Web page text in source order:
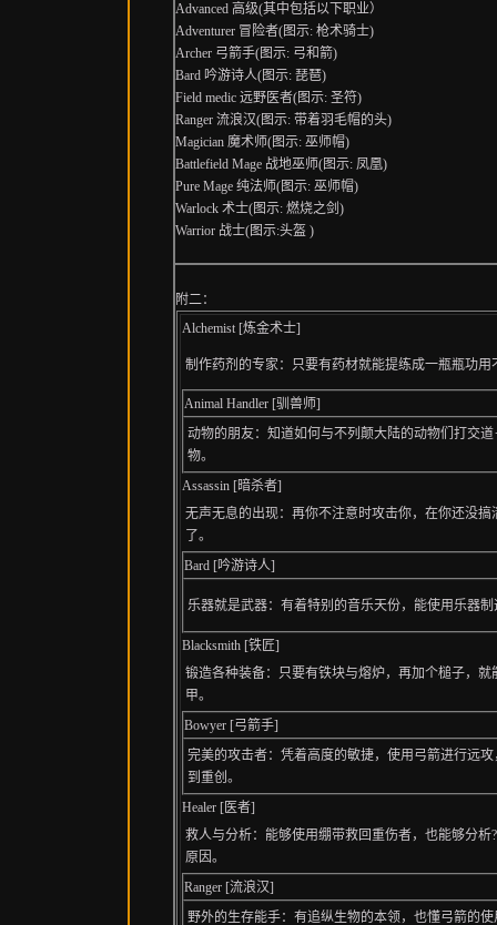
Advanced 高级(其中包括以下职业）
Adventurer 冒险者(图示: 枪术骑士)
Archer 弓箭手(图示: 弓和箭)
Bard 吟游诗人(图示: 琵琶)
Field medic 远野医者(图示: 圣符)
Ranger 流浪汉(图示: 带着羽毛帽的头)
Magician 魔术师(图示: 巫师帽)
Battlefield Mage 战地巫师(图示: 凤凰)
Pure Mage 纯法师(图示: 巫师帽)
Warlock 术士(图示: 燃烧之剑)
Warrior 战士(图示:头盔 )
附二：
Alchemist [炼金术士]
制作药剂的专家：只要有药材就能提练成一瓶瓶功用
Animal Handler [驯兽师]
动物的朋友：知道如何与不列颠大陆的动物们打交
物。
Assassin [暗杀者]
无声无息的出现：再你不注意时攻击你，在你还没搞
了。
Bard [吟游诗人]
乐器就是武器：有着特别的音乐天份，能使用乐器
Blacksmith [铁匠]
锻造各种装备：只要有铁块与熔炉，再加个槌子，就
甲。
Bowyer [弓箭手]
完美的攻击者：凭着高度的敏捷，使用弓箭进行远
到重创。
Healer [医者]
救人与分析：能够使用绷带救回重伤者，也能够分析
原因。
Ranger [流浪汉]
野外的生存能手：有追纵生物的本领，也懂弓箭的